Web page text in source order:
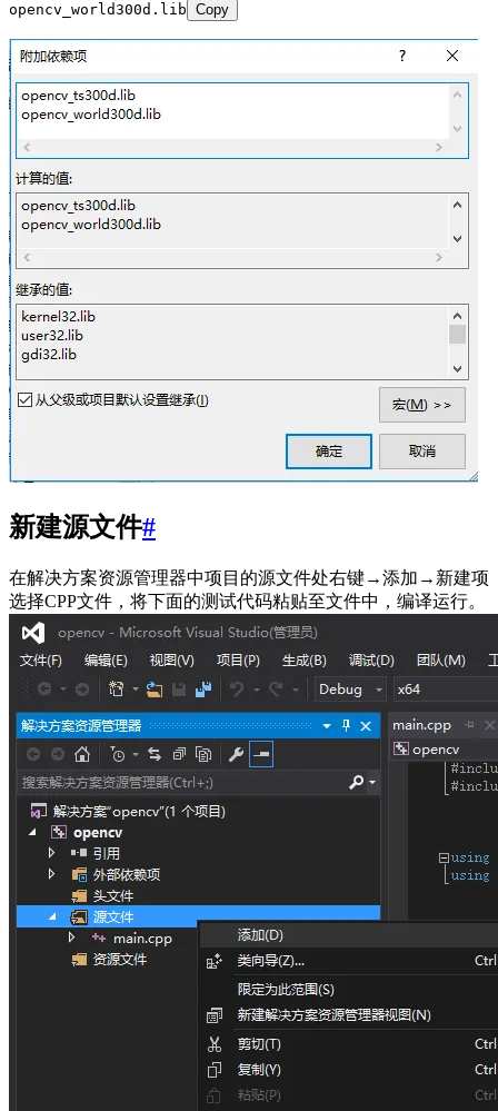
opencv_world300d.lib Copy
新建源文件#
在解决方案资源管理器中项目的源文件处右键→添加→新建项
选择CPP文件，将下面的测试代码粘贴至文件中，编译运行。